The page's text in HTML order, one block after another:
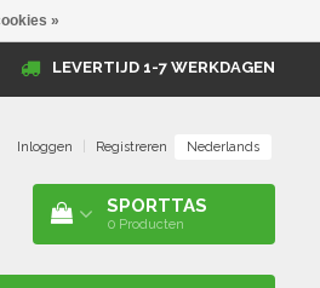
LEVERTIJD 1-7 WERKDAGEN
Inloggen Registreren Nederlands
SPORTTAS
0 Producten
»